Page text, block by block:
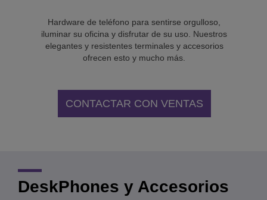
Hardware de teléfono para sentirse orgulloso,
iluminar su oficina y disfrutar de su uso. Nuestros
elegantes y resistentes terminales y accesorios
ofrecen esto y mucho más.
CONTACTAR CON VENTAS
DeskPhones y Accesorios